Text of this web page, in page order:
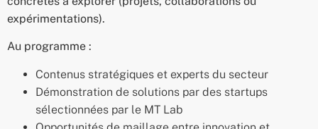
expérimentations).
Au programme :
Contenus stratégiques et experts du secteur
Démonstration de solutions par des startups
sélectionnées par le MT Lab